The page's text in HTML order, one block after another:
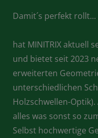
Damit´s perfekt rollt...
hat MINITRIX aktuell
und bietet seit 2023
erweiterten
unterschiedlichen
Holzschwellen-
alles was sonst so
Selbst hochwertige